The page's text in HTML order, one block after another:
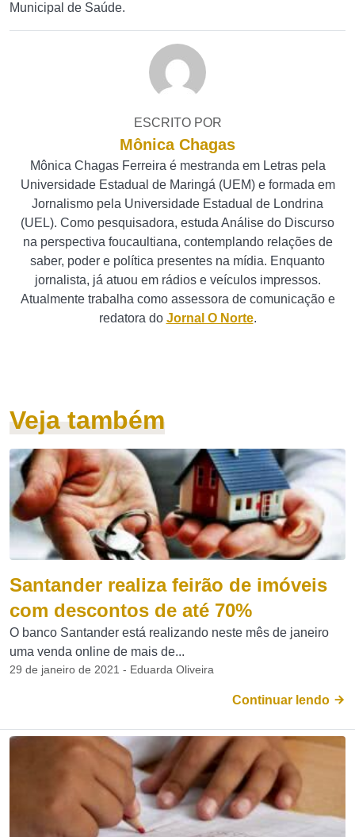
Municipal de Saúde.
ESCRITO POR
Mônica Chagas
Mônica Chagas Ferreira é mestranda em Letras pela
Universidade Estadual de Maringá (UEM) e formada em
Jornalismo pela Universidade Estadual de Londrina
(UEL). Como pesquisadora, estuda Análise do Discurso
na perspectiva foucaultiana, contemplando relações de
saber, poder e política presentes na mídia. Enquanto
jornalista, já atuou em rádios e veículos impressos.
Atualmente trabalha como assessora de comunicação e
redatora do Jornal O Norte.
Veja também
Santander realiza feirão de imóveis
com descontos de até 70%
O banco Santander está realizando neste mês de janeiro
uma venda online de mais de...
29 de janeiro de 2021 - Eduarda Oliveira
Continuar lendo